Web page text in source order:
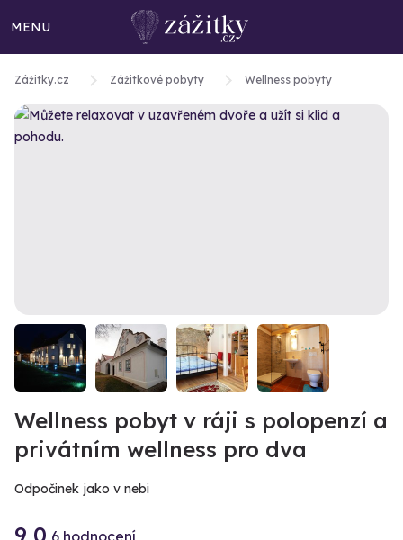
MENU
Zážitky.cz Zážitkové pobyty Wellness pobyty
Wellness pobyt v ráji s polopenzí a
privátním wellness pro dva
Odpočinek jako v nebi
6 hodnocení